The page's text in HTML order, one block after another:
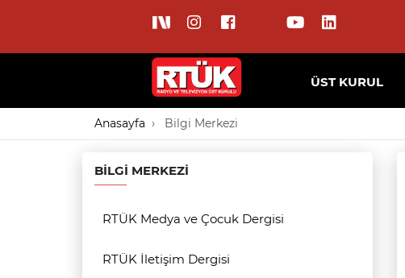
ÜST KURUL
Anasayfa Bilgi Merkezi
BILGI MERKEZI
RTÜK Medya ve Çocuk Dergisi
RTÜK İletişim Dergisi